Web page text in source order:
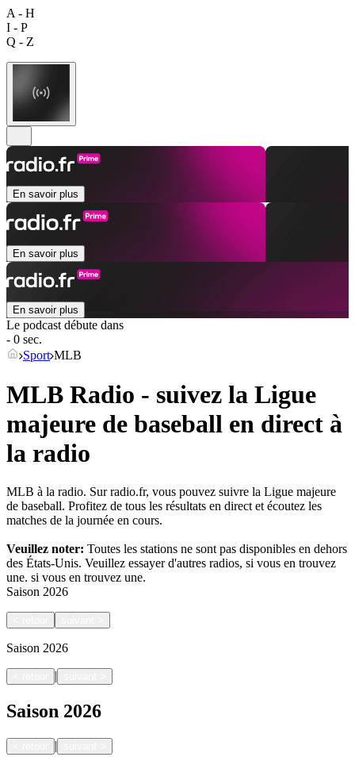
A - H
I - P
Q - Z
En savoir plus
En savoir plus
En savoir plus
Le podcast débute dans
- 0 sec.
Sport MLB
MLB Radio - suivez la Ligue
majeure de baseball en direct à
la radio
MLB à la radio. Sur radio.fr, vous pouvez suivre la Ligue majeure
de baseball. Profitez de tous les résultats en direct et écoutez les
matches de la journée en cours.
Veuillez noter: Toutes les stations ne sont pas disponibles en dehors
des États-Unis. Veuillez essayer d'autres radios, si vous en trouvez
une. si vous en trouvez une.
Saison 2026
Saison 2026
|
Saison 2026
|